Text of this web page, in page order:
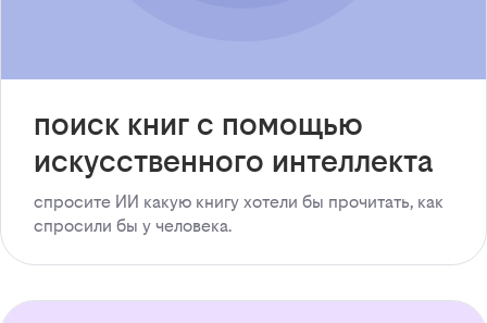
поиск книг с помощью
искусственного интеллекта
спросите ИИ какую книгу хотели бы прочитать, как
спросили бы у человека.